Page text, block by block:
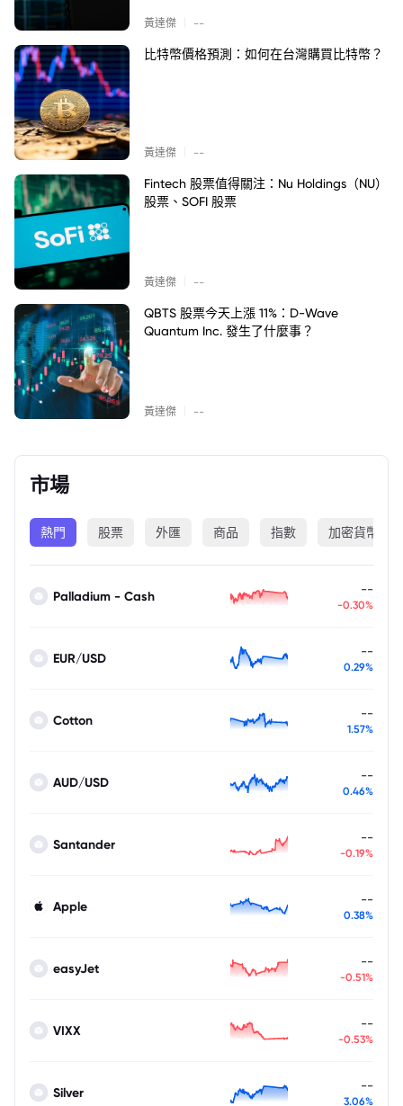
黃達傑 --
比特幣價格預測：如何在台灣購買比特幣？
黃達傑 --
Fintech 股票值得關注：Nu Holdings（NU）
股票、SOFI 股票
黃達傑 --
QBTS 股票今天上漲 11%：D-Wave
Quantum Inc. 發生了什麼事？
黃達傑 --
市場
熱門 股票 外匯 商品 指數 加密貨幣
Palladium - Cash --
-0.30%
EUR/USD --
0.29%
Cotton --
1.57%
AUD/USD --
0.46%
Santander --
-0.19%
Apple --
0.38%
easyJet --
-0.51%
VIXX --
-0.53%
Silver --
3.06%